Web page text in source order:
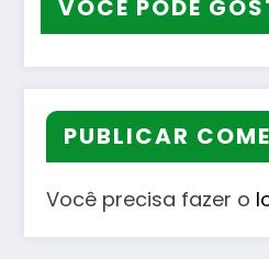
VOCÊ PODE
PUBLICAR
Você precisa fazer o